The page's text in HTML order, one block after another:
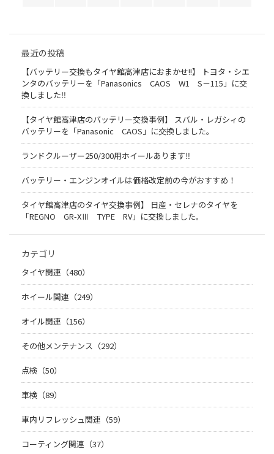
最近の投稿
【バッテリー交換もタイヤ館高津店におまかせ!!】 トヨタ・シエ
ンタのバッテリーを「Panasonics CAOS W1 S－115」に交
換しました‼
【タイヤ館高津店のバッテリー交換事例】 スバル・レガシィの
バッテリーを「Panasonic CAOS」に交換しました。
ランドクルーザー250/300用ホイールあります‼
バッテリー・エンジンオイルは価格改定前の今がおすすめ！
タイヤ館高津店のタイヤ交換事例】 日産・セレナのタイヤを
「REGNO GR-XⅢ TYPE RV」に交換しました。
カテゴリ
タイヤ関連（480）
ホイール関連（249）
オイル関連（156）
その他メンテナンス（292）
点検（50）
車検（89）
車内リフレッシュ関連（59）
コーティング関連（37）